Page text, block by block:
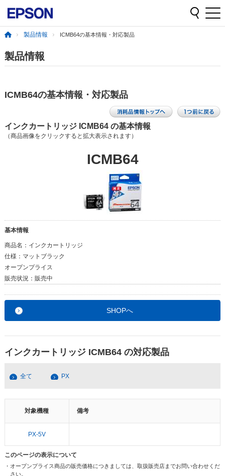
製品情報 ICMB64の基本情報・対応製品
製品情報
ICMB64の基本情報・対応製品
インクカートリッジ ICMB64 の基本情報
（商品画像をクリックすると拡大表示されます）
ICMB64
基本情報
商品名： インクカートリッジ
仕様： マットブラック
オープンプライス
販売状況： 販売中
SHOPへ
インクカートリッジ ICMB64 の対応製品
全て PX
対象機種 備考
PX-5V
このページの表示について
・オープンプライス商品の販売価格につきましては、取扱販売店までお問い合わせくだ
さい。